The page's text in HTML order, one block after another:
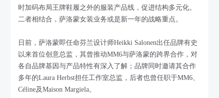
时加码布局王牌鞋履之外的服装产品线，促进结构多元化。
二者相结合，萨洛蒙女装业务或是新一年的战略重点。
日前，萨洛蒙即任命芬兰设计师Heikki Salonen出任品牌有史
以来首位创意总监，其曾推动MM6与萨洛蒙的跨界合作，对
各自品牌基因与产品特性有深入了解；品牌同时邀请其合作
多年的Laura Herbst担任工作室总监，后者也曾任职于MM6、
Céline及Maison Margiela。